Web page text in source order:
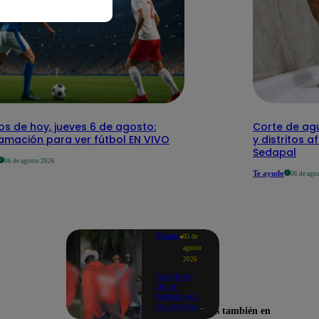
de hoy, jueves 6 de agosto:
para ver fútbol EN VIVO
06 de agosto 2026
Corte de
y distritos
Sedapal
Te ayudo 06 de
Mundo 05 de
agosto
2026
Asesinan
de un
balazo en
la cabeza a
Encuéntranos también en